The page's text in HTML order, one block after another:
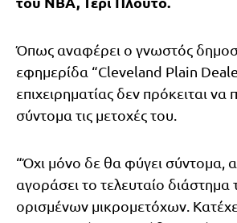
Όπως αναφέρει ο γνωστός
εφημερίδα “Cleveland Plain
επιχειρηματίας δεν πρόκειται να
σύντομα τις μετοχές του.
“Όχι μόνο δε θα φύγει σύντομα,
αγοράσει το τελευταίο διάστημα
ορισμένων μικρομετόχων.